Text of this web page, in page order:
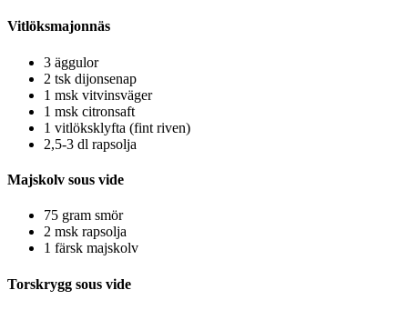
Vitlöksmajonnäs
3 äggulor
2 tsk dijonsenap
1 msk vitvinsväger
1 msk citronsaft
1 vitlöksklyfta (fint riven)
2,5-3 dl rapsolja
Majskolv sous vide
75 gram smör
2 msk rapsolja
1 färsk majskolv
Torskrygg sous vide